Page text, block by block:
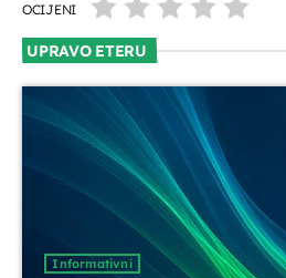
DANAS NA PROGRAMU
Servisne informacije
07:30 - 08:00
Horoskop
08:00 - 08:10
OCIJENI
UPRAVO ETERU
Informativni